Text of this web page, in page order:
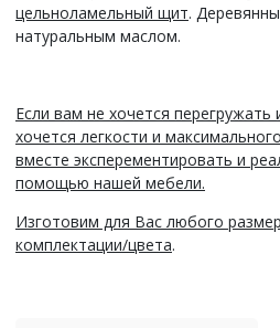
цельноламельный щит.
натуральным маслом.
Если вам не хочется перегружать
хочется легкости и
вместе эксперементировать и
помощью нашей мебели.
Изготовим для Вас любого
комплектации/цвета.